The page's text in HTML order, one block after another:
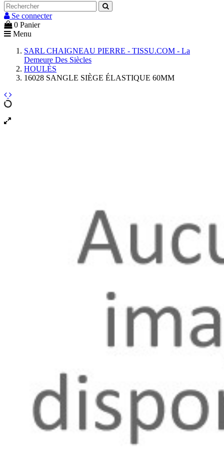
Se connecter
0 Panier
Menu
SARL CHAIGNEAU PIERRE - TISSU.COM - La
Demeure Des Siècles
HOULÈS
16028 SANGLE SIÈGE ÉLASTIQUE 60MM